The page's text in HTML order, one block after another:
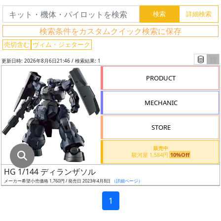
検索条件をカスタムクイック検索に保存
売切含む ヴィム・ジェターク
グ
レ
ド
ル
成
形
色
更新日時: 2026年8月6日21:46 / 検索結果: 1
PRODUCT
MECHANIC
STORE
販売中
駿河屋 1,584円 10%Off
HG 1/144 ディランザソル
メーカー希望小売価格 1,760円 / 発売日 2023年4月8日 （詳細ページ）
1